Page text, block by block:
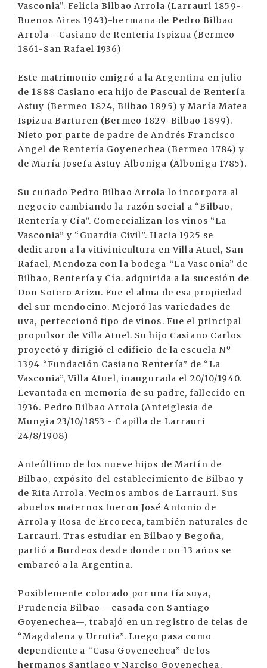
Vasconia”. Felicia Bilbao Arrola (Larrauri 1859-
Buenos Aires 1943)-hermana de Pedro Bilbao
Arrola - Casiano de Renteria Ispizua (Bermeo
1861-San Rafael 1936)
Este matrimonio emigró a la Argentina en julio
de 1888 Casiano era hijo de Pascual de Rentería
Astuy (Bermeo 1824, Bilbao 1895) y María Matea
Ispizua Barturen (Bermeo 1829-Bilbao 1899).
Nieto por parte de padre de Andrés Francisco
Angel de Rentería Goyenechea (Bermeo 1784) y
de María Josefa Astuy Alboniga (Alboniga 1785).
Su cuñado Pedro Bilbao Arrola lo incorpora al
negocio cambiando la razón social a “Bilbao,
Rentería y Cía”. Comercializan los vinos “La
Vasconia” y “Guardia Civil”. Hacia 1925 se
dedicaron a la vitivinicultura en Villa Atuel, San
Rafael, Mendoza con la bodega “La Vasconia” de
Bilbao, Rentería y Cía. adquirida a la sucesión de
Don Sotero Arizu. Fue el alma de esa propiedad
del sur mendocino. Mejoró las variedades de
uva, perfeccionó tipo de vinos. Fue el principal
propulsor de Villa Atuel. Su hijo Casiano Carlos
proyectó y dirigió el edificio de la escuela Nº
1394 “Fundación Casiano Rentería” de “La
Vasconia”, Villa Atuel, inaugurada el 20/10/1940.
Levantada en memoria de su padre, fallecido en
1936. Pedro Bilbao Arrola (Anteiglesia de
Mungia 23/10/1853 - Capilla de Larrauri
24/8/1908)
Anteúltimo de los nueve hijos de Martín de
Bilbao, expósito del establecimiento de Bilbao y
de Rita Arrola. Vecinos ambos de Larrauri. Sus
abuelos maternos fueron José Antonio de
Arrola y Rosa de Ercoreca, también naturales de
Larrauri. Tras estudiar en Bilbao y Begoña,
partió a Burdeos desde donde con 13 años se
embarcó a la Argentina.
Posiblemente colocado por una tía suya,
Prudencia Bilbao —casada con Santiago
Goyenechea—, trabajó en un registro de telas de
“Magdalena y Urrutia”. Luego pasa como
dependiente a “Casa Goyenechea” de los
hermanos Santiago y Narciso Goyenechea.